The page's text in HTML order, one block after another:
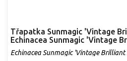
Třapatka Sunmagic 'Vintage
Echinacea Sunmagic 'Vintage
Echinacea Sunmagic 'Vintage Brilliant